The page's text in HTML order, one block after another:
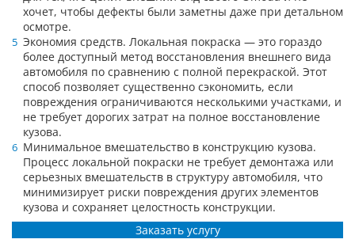
хочет, чтобы дефекты были заметны даже при детальном
осмотре.
Экономия средств. Локальная покраска — это гораздо
более доступный метод восстановления внешнего вида
автомобиля по сравнению с полной перекраской. Этот
способ позволяет существенно сэкономить, если
повреждения ограничиваются несколькими участками, и
не требует дорогих затрат на полное восстановление
кузова.
Минимальное вмешательство в конструкцию кузова.
Процесс локальной покраски не требует демонтажа или
серьезных вмешательств в структуру автомобиля, что
минимизирует риски повреждения других элементов
кузова и сохраняет целостность конструкции.
Заказать услугу